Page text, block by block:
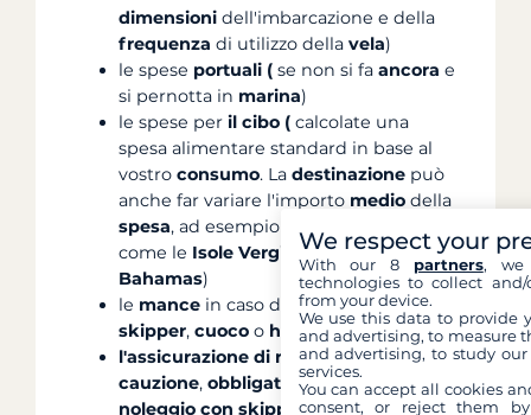
dimensioni dell'imbarcazione e della
frequenza di utilizzo della vela)
le spese portuali ( se non si fa ancora e
si pernotta in marina)
le spese per il cibo ( calcolate una
spesa alimentare standard in base al
vostro consumo. La destinazione può
anche far variare l'importo medio della
spesa, ad esempio in destinazioni
come le Isole Vergini Britannicheo le
Bahamas)
le mance in caso di noleggio con
skipper, cuoco o hostess
l'assicurazione di riscatto della
cauzione, obbligatoria in caso di
noleggio con skipper, pari al 5,5%
We respect your
With our 8 partners, we
technologies to collect
from your device.
We use this data to provide
and advertising, to measure
and advertising, to study
services.
You can accept all cookies
consent, or reject them